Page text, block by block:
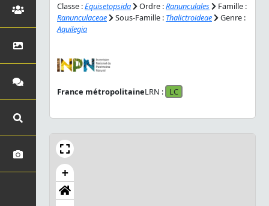
Classe :Equisetopsida Ordre :Ranunculales
Famille :
Ranunculaceae
Sous-Famille : Thalictroideae
Genre :
Aquilegia
France métropolitaineLRN : LC
+